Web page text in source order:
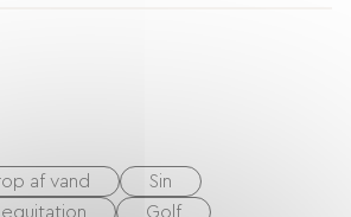
af vand
Sin
equitation Golf